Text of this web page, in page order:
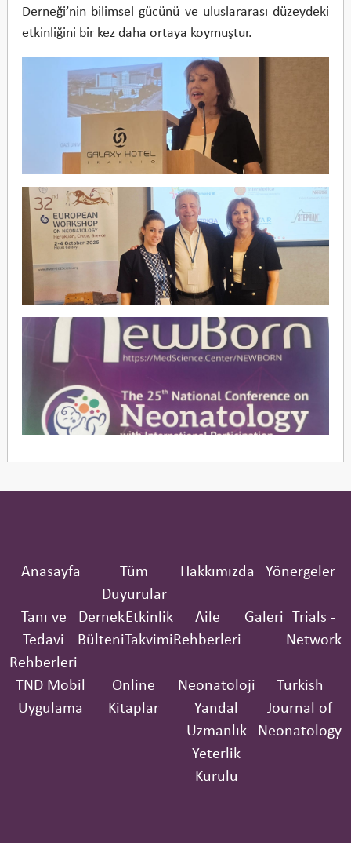
Derneği’nin bilimsel gücünü ve uluslararası düzeydeki
etkinliğini bir kez daha ortaya koymuştur.
Anasayfa
Tüm
Duyurular
Hakkımızda Yönergeler
Tanı ve
Tedavi
Rehberleri
Dernek
Bülteni
Etkinlik
Takvimi
Aile
Rehberleri
Galeri
Trials -
Network
TND Mobil
Uygulama
Online
Kitaplar
Neonatoloji
Yandal
Uzmanlık
Yeterlik
Kurulu
Turkish
Journal of
Neonatology